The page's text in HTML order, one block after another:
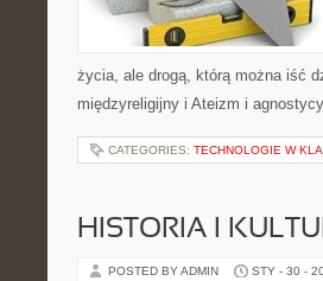
życia, ale drogą, którą można iść
międzyreligijny i Ateizm i
CATEGORIES: TECHNOLOGIE W
HISTORIA I
POSTED BY ADMIN STY - 30 -